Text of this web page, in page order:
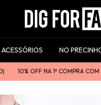
ACESSÓRIOS NO
10% OFF NA 1ª COMPRA COM O